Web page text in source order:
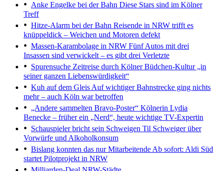
Anke Engelke bei der Bahn Diese Stars sind im Kölner
Treff
Hitze-Alarm bei der Bahn Reisende in NRW trifft es
knüppeldick – Weichen und Motoren defekt
Massen-Karambolage in NRW Fünf Autos mit drei
Insassen sind verwickelt – es gibt drei Verletzte
Spurensuche Zeitreise durch Kölner Büdchen-Kultur „in
seiner ganzen Liebenswürdigkeit“
Kuh auf dem Gleis Auf wichtiger Bahnstrecke ging nichts
mehr – auch Köln war betroffen
„Andere sammelten Bravo-Poster“ Kölnerin Lydia
Benecke – früher ein „Nerd“, heute wichtige TV-Expertin
Schauspieler bricht sein Schweigen Til Schweiger über
Vorwürfe und Alkoholkonsum
Bislang konnten das nur Mitarbeitende Ab sofort: Aldi Süd
startet Pilotprojekt in NRW